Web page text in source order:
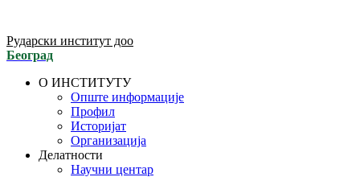
Рударски институт доо
Београд
О ИНСТИТУТУ
Опште информације
Профил
Историјат
Организација
Делатности
Научни центар